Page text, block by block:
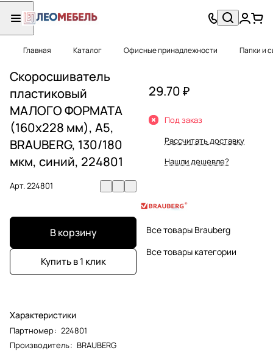
Главная Каталог Офисные принадлежности Папки и
Скоросшиватель
пластиковый
МАЛОГО ФОРМАТА
(160х228 мм), А5,
BRAUBERG, 130/180
мкм, синий, 224801
Арт.224801
В корзину
Купить в 1 клик
Характеристики
Партномер: 224801
Производитель: BRAUBERG
29.70 ₽
Под заказ
Рассчитать доставку
Нашли дешевле?
Все товары Brauberg
Все товары категории